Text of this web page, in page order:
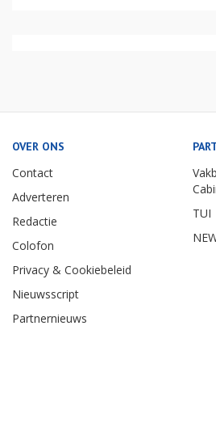
OVER ONS
Contact
Adverteren
Redactie
Colofon
Privacy & Cookiebeleid
Nieuwsscript
Partnernieuws
TUI